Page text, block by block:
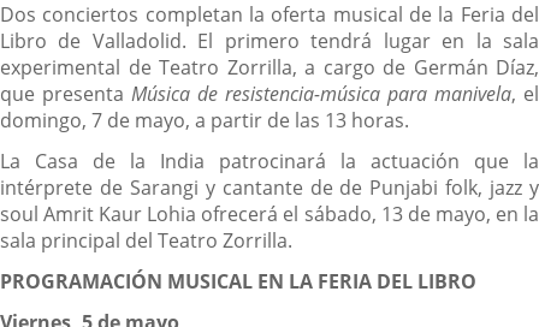
Dos conciertos completan la oferta musical de la Feria del
Libro de Valladolid. El primero tendrá lugar en la sala
experimental de Teatro Zorrilla, a cargo de Germán Díaz,
que presenta Música de resistencia-música para manivela, el
domingo, 7 de mayo, a partir de las 13 horas.
La Casa de la India patrocinará la actuación que la
intérprete de Sarangi y cantante de de Punjabi folk, jazz y
soul Amrit Kaur Lohia ofrecerá el sábado, 13 de mayo, en la
sala principal del Teatro Zorrilla.
PROGRAMACIÓN MUSICAL EN LA FERIA DEL LIBRO